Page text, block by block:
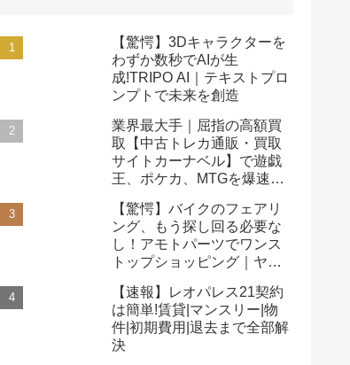
【驚愕】3Dキャラクターを
わずか数秒でAIが生
成!TRIPO AI｜テキストプロ
ンプトで未来を創造
業界最大手｜屈指の高額買
取【中古トレカ通販・買取
サイトカーナベル】で遊戯
王、ポケカ、MTGを爆速査
【驚愕】バイクのフェアリ
ング、もう探し回る必要な
し！アモトパーツでワンス
トップショッピング｜ヤマ
【速報】レオパレス21契約
は簡単!賃貸|マンスリー|物
件|初期費用|退去まで全部解
決